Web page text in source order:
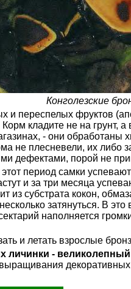
Конголезские
и переспелых фруктов
кладите не на
- они
плесневели, их либо
дефектами, порой не
период самки
и за три месяца
из субстрата кокон,
затянуться. В
наполняется
и летать взрослые
личинки -
декоративных